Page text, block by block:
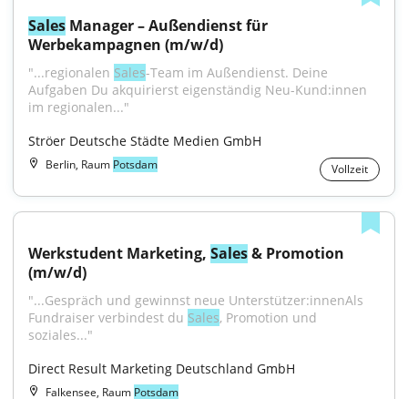
Sales Manager – Außendienst für
Werbekampagnen (m/w/d)
"...regionalen Sales-Team im Außendienst. Deine
Aufgaben Du akquirierst eigenständig Neu-Kund:innen
im regionalen..."
Ströer Deutsche Städte Medien GmbH
Berlin, Raum Potsdam Vollzeit
Werkstudent Marketing, Sales & Promotion
(m/w/d)
"...Gespräch und gewinnst neue Unterstützer:innenAls
Fundraiser verbindest du Sales, Promotion und
soziales..."
Direct Result Marketing Deutschland GmbH
Falkensee, Raum Potsdam